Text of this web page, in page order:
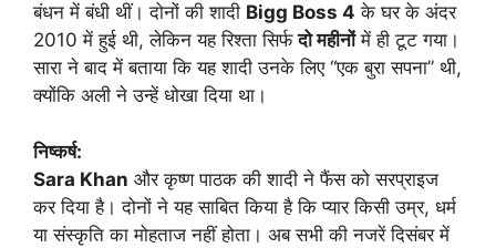
बंधन में बंधी थीं। दोनों की शादी Bigg Boss 4 के घर के अंदर
2010 में हुई थी, लेकिन यह रिश्ता सिर्फदो महीनोंमें ही टूट गया।
सारा ने बाद में बताया कि यह शादी उनके लिए “एक बुरा सपना” थी,
क्योंकि अली ने उन्हें धोखा दिया था।
निष्कर्ष:
Sara Khan और कृष्ण पाठक की शादी ने फैंस को सरप्राइज
कर दिया है। दोनों ने यह साबित किया है कि प्यार किसी उम्र, धर्म
या संस्कृति का मोहताज नहीं होता। अब सभी की नजरें दिसंबर में